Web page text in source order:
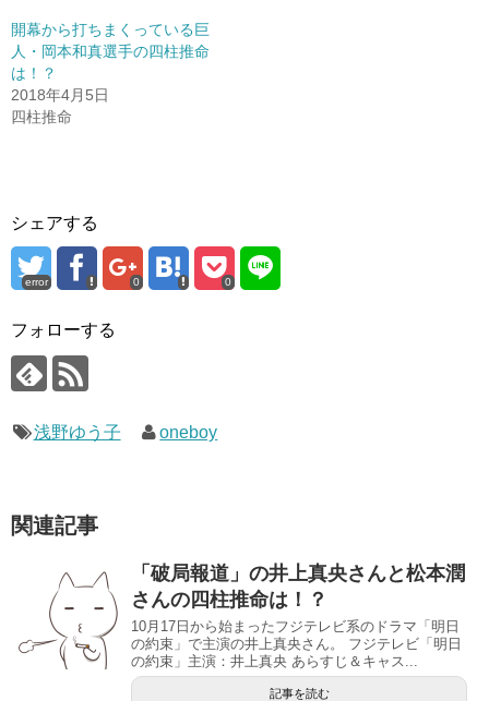
開幕から打ちまくっている巨
人・岡本和真選手の四柱推命
は！？
2018年4月5日
四柱推命
シェアする
error 0 0
フォローする
浅野ゆう子 oneboy
関連記事
「破局報道」の井上真央さんと松本潤
さんの四柱推命は！？
10月17日から始まったフジテレビ系のドラマ「明日
の約束」で主演の井上真央さん。 フジテレビ「明日
の約束」主演：井上真央 あらすじ＆キャス...
記事を読む